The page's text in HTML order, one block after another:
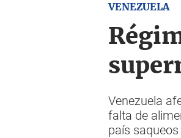
VENEZUELA
Venezuela
falta de
país